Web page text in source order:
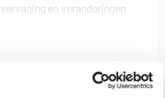
en veranderingen
gekoppeld om grotere
te creren en het pakket kan
die mogelijk